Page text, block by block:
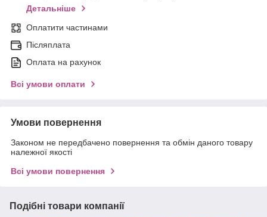
Детальніше
Оплатити частинами
Післяплата
Оплата на рахунок
Всі умови оплати
Умови повернення
Законом не передбачено повернення та обмін даного товару
належної якості
Всі умови повернення
Подібні товари компанії